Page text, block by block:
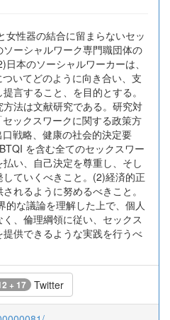
女性器の結合に留まらないセッ
ーシャルワーク専門職団体の
本のソーシャルワーカーは、
いてどのように向き合い、支
言すること、を目的とする。
方法は文献研究である。研究対
ックスワークに関する政策方
戦略、健康の社会的決定要
を含む全てのセックスワー
い、自己決定を尊重し、そし
ていくべきこと。(2)経済的正
れるように努めるべきこと。
的な議論を理解した上で、個人
、倫理綱領に従い、セックス
供できるような実践を行うべ
+ 17 Twitter